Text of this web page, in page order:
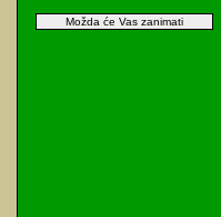
Možda će Vas zanimati